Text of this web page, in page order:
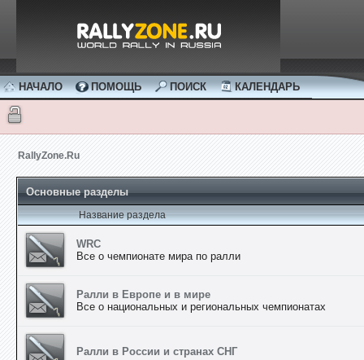
НАЧАЛО ПОМОЩЬ ПОИСК КАЛЕНДАРЬ
RallyZone.Ru
Основные разделы
Название раздела
WRC
Все о чемпионате мира по ралли
Ралли в Европе и в мире
Все о национальных и региональных чемпионатах
Ралли в России и странах СНГ